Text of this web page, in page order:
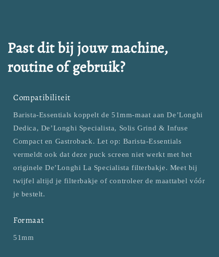
Past dit bij jouw machine,
routine of gebruik?
Compatibiliteit
Barista-Essentials koppelt de 51mm-maat aan De’Longhi
Dedica, De’Longhi Specialista, Solis Grind & Infuse
Compact en Gastroback. Let op: Barista-Essentials
vermeldt ook dat deze puck screen niet werkt met het
originele De’Longhi La Specialista filterbakje. Meet bij
twijfel altijd je filterbakje of controleer de maattabel vóór
je bestelt.
Formaat
51mm